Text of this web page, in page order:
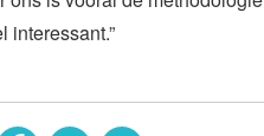
interessant.”